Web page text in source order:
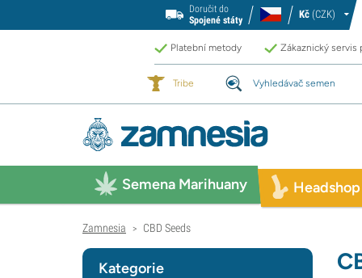
Doručit do
Spojené státy
Kč (CZK)
Platební metody Zákaznický servis
Tribe Vyhledávač semen
Semena Marihuany Headshop
Zamnesia > CBD Seeds
Kategorie